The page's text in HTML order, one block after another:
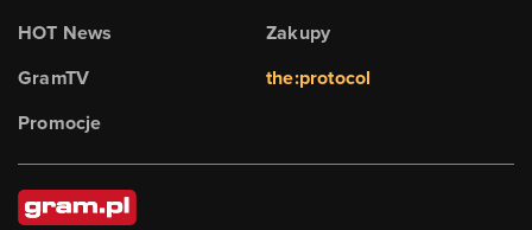
HOT News
GramTV
Promocje
Zakupy
the:protocol